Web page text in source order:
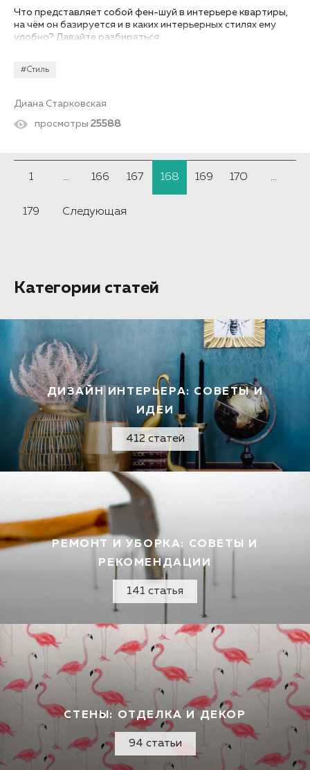
#Стиль
Что представляет собой фен-шуй в интерьере квартиры,
на чём он базируется и в каких интерьерных стилях ему
удобно? Давайте разбираться.
Диана Старковская
просмотры 25588
1 ... 166 167 168 169 170 ...
179 Следующая
Категории статей
ДИЗАЙН ИНТЕРЬЕРА: СОВЕТЫ И
ИДЕИ
412 статей
РЕМОНТ И УБОРКА: СОВЕТЫ И
РЕКОМЕНДАЦИИ
141 статья
СТЕНЫ: ОТДЕЛКА И ДЕКОР
94 статьи